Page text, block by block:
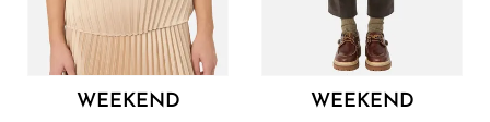
WEEKEND WEEKEND